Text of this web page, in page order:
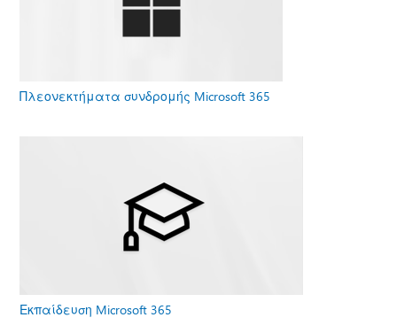
Πλεονεκτήματα συνδρομής Microsoft 365
Εκπαίδευση Microsoft 365